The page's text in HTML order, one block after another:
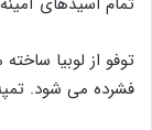
توفو از لوبیا
فشرده می شود.